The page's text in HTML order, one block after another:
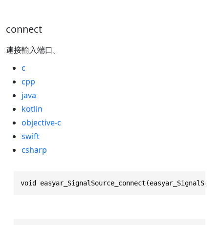
connect
連接輸入端口。
c
cpp
java
kotlin
objective-c
swift
csharp
void